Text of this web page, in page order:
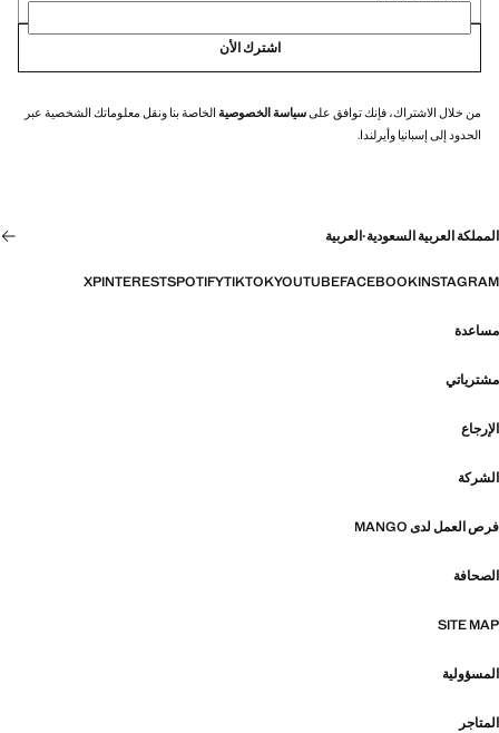
اشترك الأن
من خلال الاشتراك، فإنك توافق علىسياسة الخصوصية الخاصة بنا ونقل معلوماتك الشخصية عبر
الحدود إلى إسبانيا وأيرلندا.
المملكة العربية السعودية·العربية
INSTAGRAM
FACEBOOK
YOUTUBE
TIKTOK
SPOTIFY
PINTEREST
X
مساعدة
مشترياتي
الإرجاع
الشركة
فرص العمل لدى MANGO
الصحافة
SITE MAP
المسؤولية
المتاجر